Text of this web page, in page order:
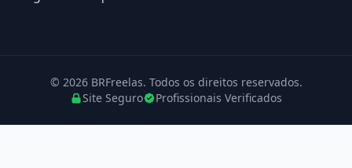
© 2026 BRFreelas. Todos os direitos reservados.
Site Seguro
Profissionais Verificados